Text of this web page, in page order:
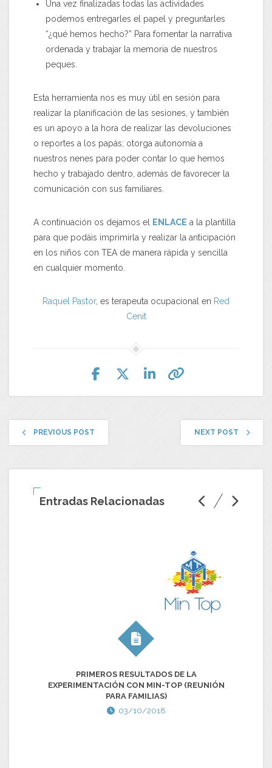
Una vez finalizadas todas las actividades
podemos entregarles el papel y preguntarles
“¿qué hemos hecho?” Para fomentar la narrativa
ordenada y trabajar la memoria de nuestros
peques.
Esta herramienta nos es muy útil en sesión para
realizar la planificación de las sesiones, y también
es un apoyo a la hora de realizar las devoluciones
o reportes a los papás; otorga autonomía a
nuestros nenes para poder contar lo que hemos
hecho y trabajado dentro, además de favorecer la
comunicación con sus familiares.
A continuación os dejamos el ENLACE a la plantilla
para que podáis imprimirla y realizar la anticipación
en los niños con TEA de manera rápida y sencilla
en cualquier momento.
Raquel Pastor, es terapeuta ocupacional en Red
Cenit
PREVIOUS POST NEXT POST
Entradas Relacionadas
PRIMEROS RESULTADOS DE LA
EXPERIMENTACIÓN CON MIN-TOP (REUNIÓN
PARA FAMILIAS)
03/10/2018